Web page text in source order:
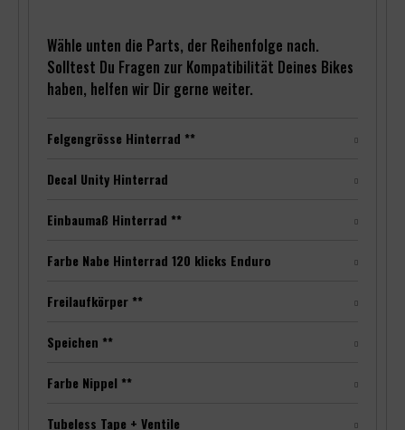
Wähle unten die Parts, der Reihenfolge nach.
Solltest Du Fragen zur Kompatibilität Deines Bikes
haben, helfen wir Dir gerne weiter.
Felgengrösse Hinterrad **
Decal Unity Hinterrad
Einbaumaß Hinterrad **
Farbe Nabe Hinterrad 120 klicks Enduro
Freilaufkörper **
Speichen **
Farbe Nippel **
Tubeless Tape + Ventile